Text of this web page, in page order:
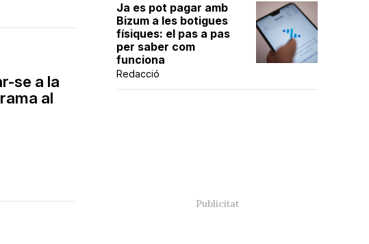
se a la
al
Ja es pot pagar amb
Bizum a les botigues
físiques: el pas a pas
per saber com
funciona
Redacció